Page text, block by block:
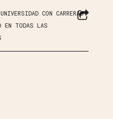
CON CARRERAS
EN TODAS LAS